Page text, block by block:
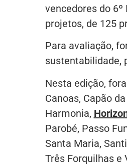
vencedores do
projetos, de 125
Para avaliação,
sustentabilidade,
Nesta edição,
Canoas, Capão
Harmonia,
Parobé, Passo
Santa Maria,
Três Forquilhas e